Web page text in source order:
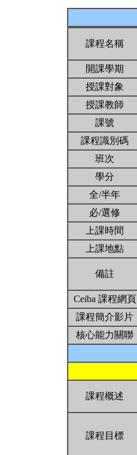
課程名稱
開課學期
授課對象
授課教師
課號
課程識別碼
班次
學分
全/半年
必/選修
上課時間
上課地點
備註
Ceiba 課程網頁
課程簡介影片
核心能力關聯
課程概述
課程目標